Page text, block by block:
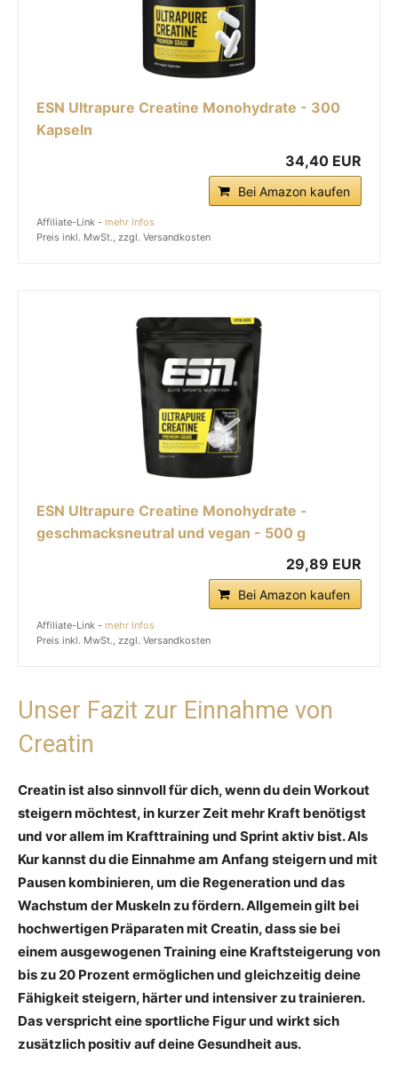
ESN Ultrapure Creatine Monohydrate - 300
Kapseln
34,40 EUR
Bei Amazon kaufen
Affiliate-Link - mehr Infos
Preis inkl. MwSt., zzgl. Versandkosten
ESN Ultrapure Creatine Monohydrate -
geschmacksneutral und vegan - 500 g
29,89 EUR
Bei Amazon kaufen
Affiliate-Link - mehr Infos
Preis inkl. MwSt., zzgl. Versandkosten
Unser Fazit zur Einnahme von
Creatin
Creatin ist also sinnvoll für dich, wenn du dein Workout
steigern möchtest, in kurzer Zeit mehr Kraft benötigst
und vor allem im Krafttraining und Sprint aktiv bist. Als
Kur kannst du die Einnahme am Anfang steigern und mit
Pausen kombinieren, um die Regeneration und das
Wachstum der Muskeln zu fördern. Allgemein gilt bei
hochwertigen Präparaten mit Creatin, dass sie bei
einem ausgewogenen Training eine Kraftsteigerung von
bis zu 20 Prozent ermöglichen und gleichzeitig deine
Fähigkeit steigern, härter und intensiver zu trainieren.
Das verspricht eine sportliche Figur und wirkt sich
zusätzlich positiv auf deine Gesundheit aus.